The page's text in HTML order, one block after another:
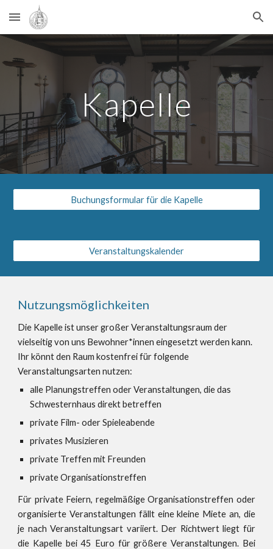
Skip to main content Skip to navigation
Kapelle
Buchungsformular für die Kapelle
Veranstaltungskalender
Nutzungsmöglichkeiten
Die Kapelle ist unser großer Veranstaltungsraum der
vielseitig von uns Bewohner*innen eingesetzt werden kann.
Ihr könnt den Raum kostenfrei für folgende
Veranstaltungsarten nutzen:
alle Planungstreffen oder Veranstaltungen, die das
Schwesternhaus direkt betreffen
private Film- oder Spieleabende
privates Musizieren
private Treffen mit Freunden
private Organisationstreffen
Für private Feiern, regelmäßige Organisationstreffen oder
organisierte Veranstaltungen fällt eine kleine Miete an, die
je nach Veranstaltungsart variiert. Der Richtwert liegt für
die Kapelle bei 45 Euro für größere Veranstaltungen. Bei